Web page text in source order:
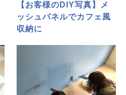
【お客様のDIY写真】メ
ッシュパネルでカフェ風
収納に